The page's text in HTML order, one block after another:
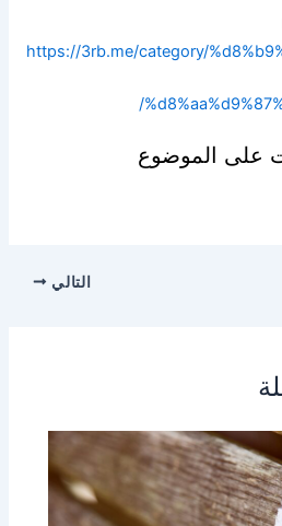
https://3rb.me/category/
على الموضوع
التالي